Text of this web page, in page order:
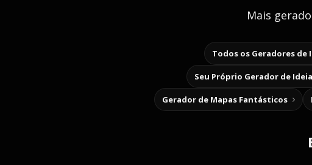
Mais
Todos os Geradores de
Seu Próprio Gerador de
Gerador de Mapas Fantásticos